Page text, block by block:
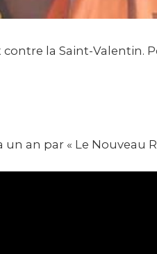
contre la Saint-Valentin.
an par « Le Nouveau